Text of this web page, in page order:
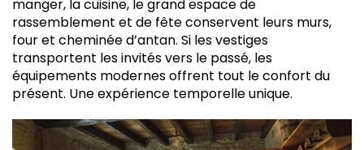
manger, la cuisine, le grand espace de
rassemblement et de fête conservent leurs murs,
four et cheminée d’antan. Si les vestiges
transportent les invités vers le passé, les
équipements modernes offrent tout le confort du
présent. Une expérience temporelle unique.